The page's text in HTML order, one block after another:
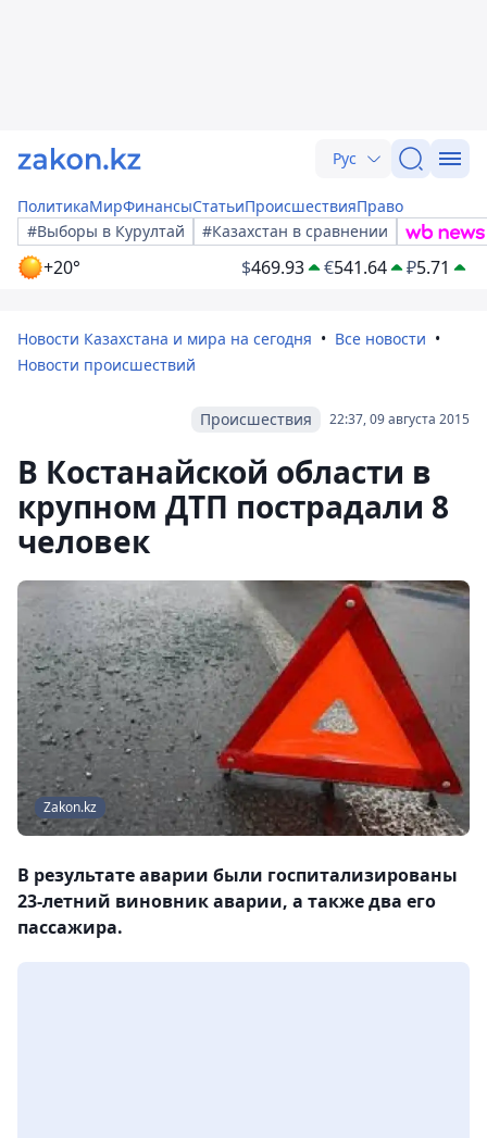
Рус
ПолитикаМирФинансыСтатьиПроисшествияПраво
#Выборы в Курултай
#Казахстан в сравнении
+20° $469.93 €541.64 ₽5.71
Новости Казахстана и мира на сегодня
Все новости
Новости происшествий
22:37, 09 августа 2015
Происшествия
В Костанайской области в
крупном ДТП пострадали 8
человек
Zakon.kz
В результате аварии были госпитализированы
23-летний виновник аварии, а также два его
пассажира.